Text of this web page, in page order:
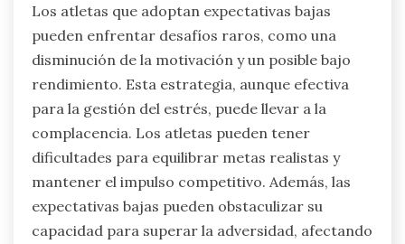
Los atletas que adoptan expectativas bajas
pueden enfrentar desafíos raros, como una
disminución de la motivación y un posible bajo
rendimiento. Esta estrategia, aunque efectiva
para la gestión del estrés, puede llevar a la
complacencia. Los atletas pueden tener
dificultades para equilibrar metas realistas y
mantener el impulso competitivo. Además, las
expectativas bajas pueden obstaculizar su
capacidad para superar la adversidad, afectando